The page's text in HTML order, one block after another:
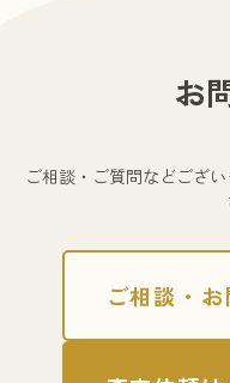
お
ご相談・ご質問などござ
ご相談・